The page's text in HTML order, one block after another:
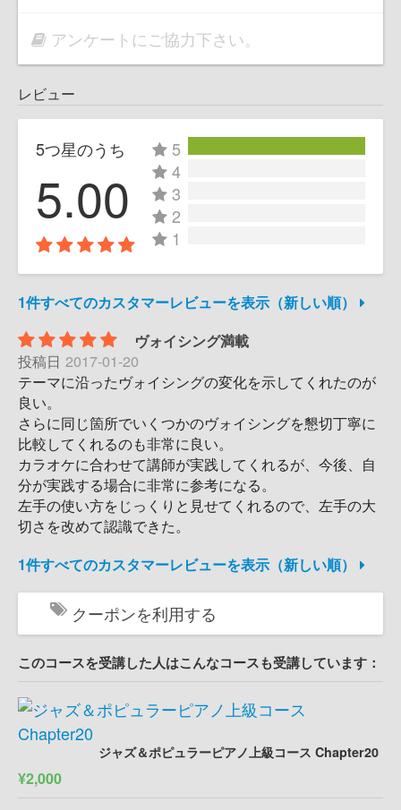
アンケートにご協力下さい。
レビュー
5つ星のうち
5.00
5
4
3
2
1
1件すべてのカスタマーレビューを表示（新しい順）
ヴォイシング満載
投稿日 2017-01-20
テーマに沿ったヴォイシングの変化を示してくれたのが
良い。
さらに同じ箇所でいくつかのヴォイシングを懇切丁寧に
比較してくれるのも非常に良い。
カラオケに合わせて講師が実践してくれるが、今後、自
分が実践する場合に非常に参考になる。
左手の使い方をじっくりと見せてくれるので、左手の大
切さを改めて認識できた。
1件すべてのカスタマーレビューを表示（新しい順）
クーポンを利用する
このコースを受講した人はこんなコースも受講しています：
ジャズ＆ポピュラーピアノ上級コース Chapter20
¥2,000